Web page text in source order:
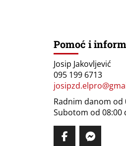
Pomoć i
Josip Jakovljević
095 199 6713
Radnim danom od
Subotom od 08:00